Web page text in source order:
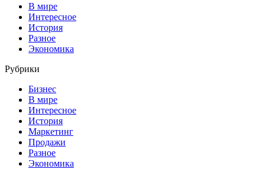
В мире
Интересное
История
Разное
Экономика
Рубрики
Бизнес
В мире
Интересное
История
Маркетинг
Продажи
Разное
Экономика